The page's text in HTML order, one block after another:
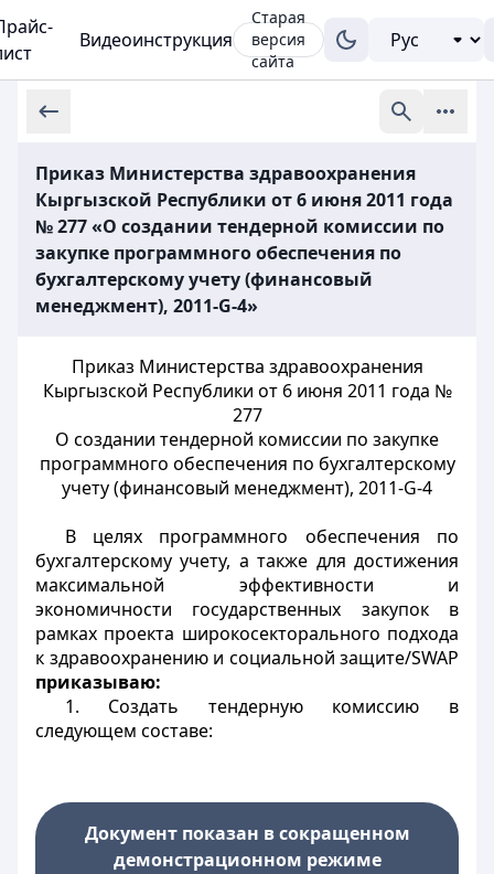
Видеоинструкция
Старая
версия
сайта
Приказ Министерства здравоохранения
Кыргызской Республики от 6 июня 2011 года
№ 277 «О создании тендерной комиссии по
закупке программного обеспечения по
бухгалтерскому учету (финансовый
менеджмент), 2011-G-4»
Приказ Министерства здравоохранения
Кыргызской Республики от 6 июня 2011 года №
277
О создании тендерной комиссии по закупке
программного обеспечения по бухгалтерскому
учету (финансовый менеджмент), 2011-G-4
В целях программного обеспечения по
бухгалтерскому учету, а также для достижения
максимальной эффективности и
экономичности государственных закупок в
рамках проекта широкосекторального подхода
к здравоохранению и социальной защите/SWAP
приказываю:
1. Создать тендерную комиссию в
следующем составе:
Документ показан в сокращенном
демонстрационном режиме